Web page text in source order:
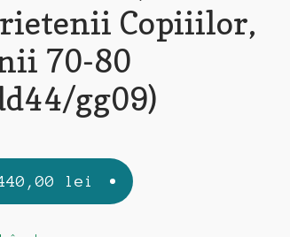
Copiiilor,
70-80
gg09)
lei